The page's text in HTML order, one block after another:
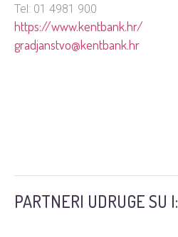
Tel: 01 4981 900
https://www.kentbank.hr/
gradjanstvo@kentbank.hr
PARTNERI UDRUGE SU I: